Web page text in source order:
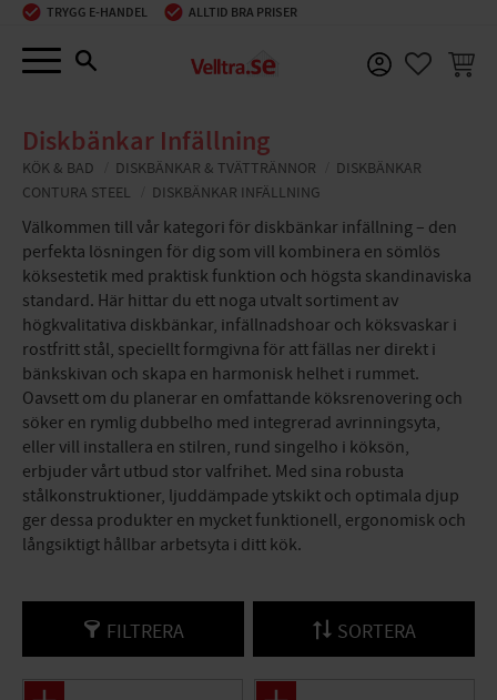
Meny
TRYGG E-HANDEL ALLTID BRA PRISER
Diskbänkar Infällning
KÖK & BAD DISKBÄNKAR & TVÄTTRÄNNOR
DISKBÄNKAR
CONTURA STEEL
DISKBÄNKAR INFÄLLNING
Välkommen till vår kategori för diskbänkar infällning – den
perfekta lösningen för dig som vill kombinera en sömlös
köksestetik med praktisk funktion och högsta skandinaviska
standard. Här hittar du ett noga utvalt sortiment av
högkvalitativa diskbänkar, infällnadshoar och köksvaskar i
rostfritt stål, speciellt formgivna för att fällas ner direkt i
bänkskivan och skapa en harmonisk helhet i rummet.
Oavsett om du planerar en omfattande köksrenovering och
söker en rymlig dubbelho med integrerad avrinningsyta,
eller vill installera en stilren, rund singelho i köksön,
erbjuder vårt utbud stor valfrihet. Med sina robusta
stålkonstruktioner, ljuddämpade ytskikt och optimala djup
ger dessa produkter en mycket funktionell, ergonomisk och
långsiktigt hållbar arbetsyta i ditt kök.
FILTRERA SORTERA